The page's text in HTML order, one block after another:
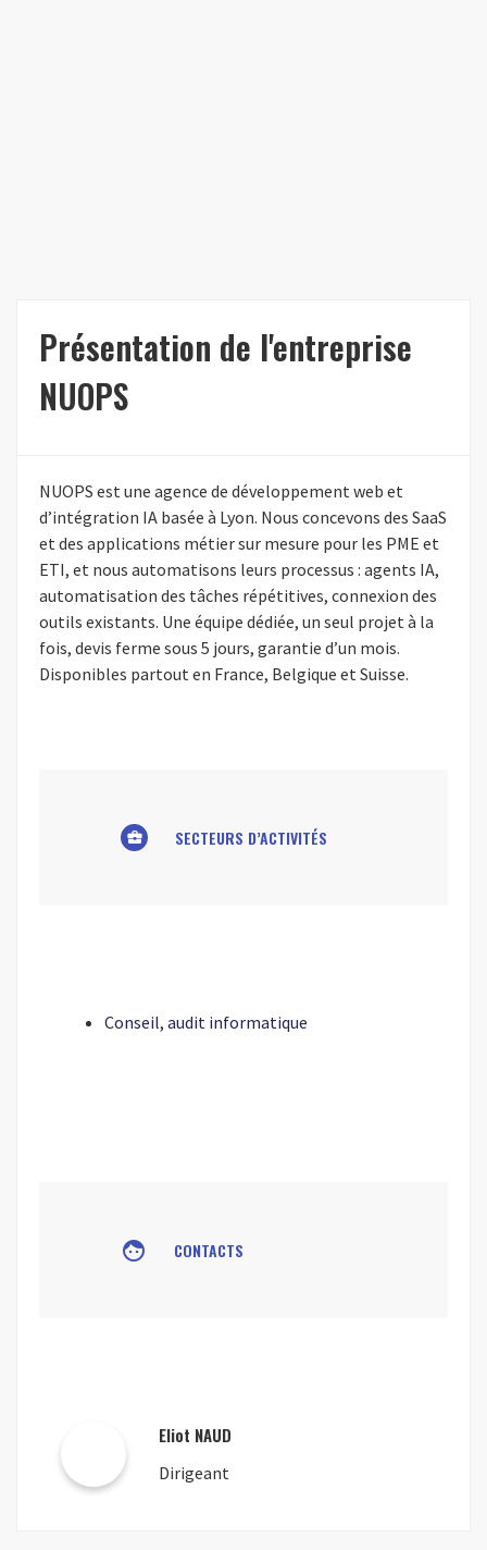
Présentation de l'entreprise
NUOPS
NUOPS est une agence de développement web et
d’intégration IA basée à Lyon. Nous concevons des SaaS
et des applications métier sur mesure pour les PME et
ETI, et nous automatisons leurs processus : agents IA,
automatisation des tâches répétitives, connexion des
outils existants. Une équipe dédiée, un seul projet à la
fois, devis ferme sous 5 jours, garantie d’un mois.
Disponibles partout en France, Belgique et Suisse.
business_center SECTEURS D’ACTIVITÉS
Conseil, audit informatique
face CONTACTS
Eliot NAUD
Dirigeant